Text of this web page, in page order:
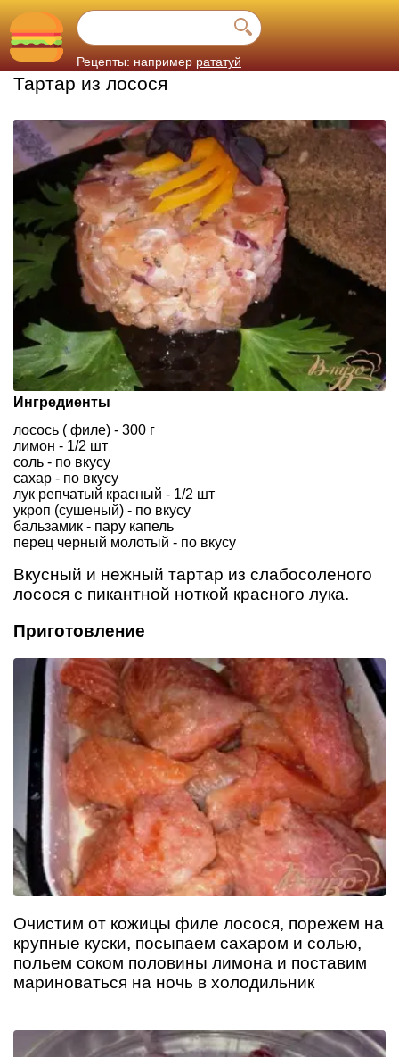
Рецепты: например рататуй
Тартар из лосося
Ингредиенты
лосось ( филе) - 300 г
лимон - 1/2 шт
соль - по вкусу
сахар - по вкусу
лук репчатый красный - 1/2 шт
укроп (сушеный) - по вкусу
бальзамик - пару капель
перец черный молотый - по вкусу
Вкусный и нежный тартар из слабосоленого
лосося с пикантной ноткой красного лука.
Приготовление
Очистим от кожицы филе лосося, порежем на
крупные куски, посыпаем сахаром и солью,
польем соком половины лимона и поставим
мариноваться на ночь в холодильник